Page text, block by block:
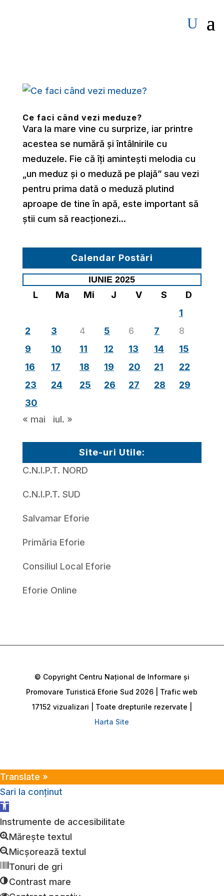
Ce faci când vezi meduze?
Vara la mare vine cu surprize, iar printre
acestea se numără și întâlnirile cu
meduzele. Fie că îți amintești melodia cu
„un meduz și o meduză pe plajă” sau vezi
pentru prima dată o meduză plutind
aproape de tine în apă, este important să
știi cum să reacționezi...
Calendar Postări
IUNIE 2025
L Ma Mi J V S
D
1
2
3 4 5 6 7
8
9
10 11 12 13 14
15
16
17 18 19 20 21
22
23
24 25 26 27 28
29
30
« mai
iul. »
Site-uri Utile:
C.N.I.P.T. NORD
C.N.I.P.T. SUD
Salvamar Eforie
Primăria Eforie
Consiliul Local Eforie
Eforie Online
© Copyright Centru Național de Informare și
Promovare Turistică Eforie Sud 2026 | Trafic web
17152 vizualizari | Toate drepturile rezervate |
Harta Site
Translate »
Sari la conținut
Deschide
bara
de
unelte
Instrumente de accesibilitate
Mărește textul
Micșorează textul
Tonuri de gri
Contrast mare